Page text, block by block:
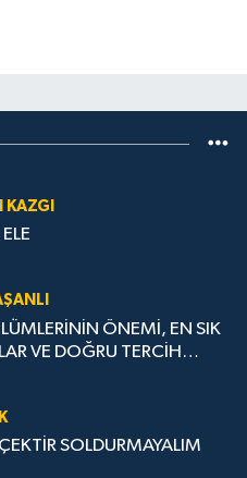
KAZGI
ÖNEMİ, EN SIK
VE DOĞRU TERCİH
SOLDURMAYALIM